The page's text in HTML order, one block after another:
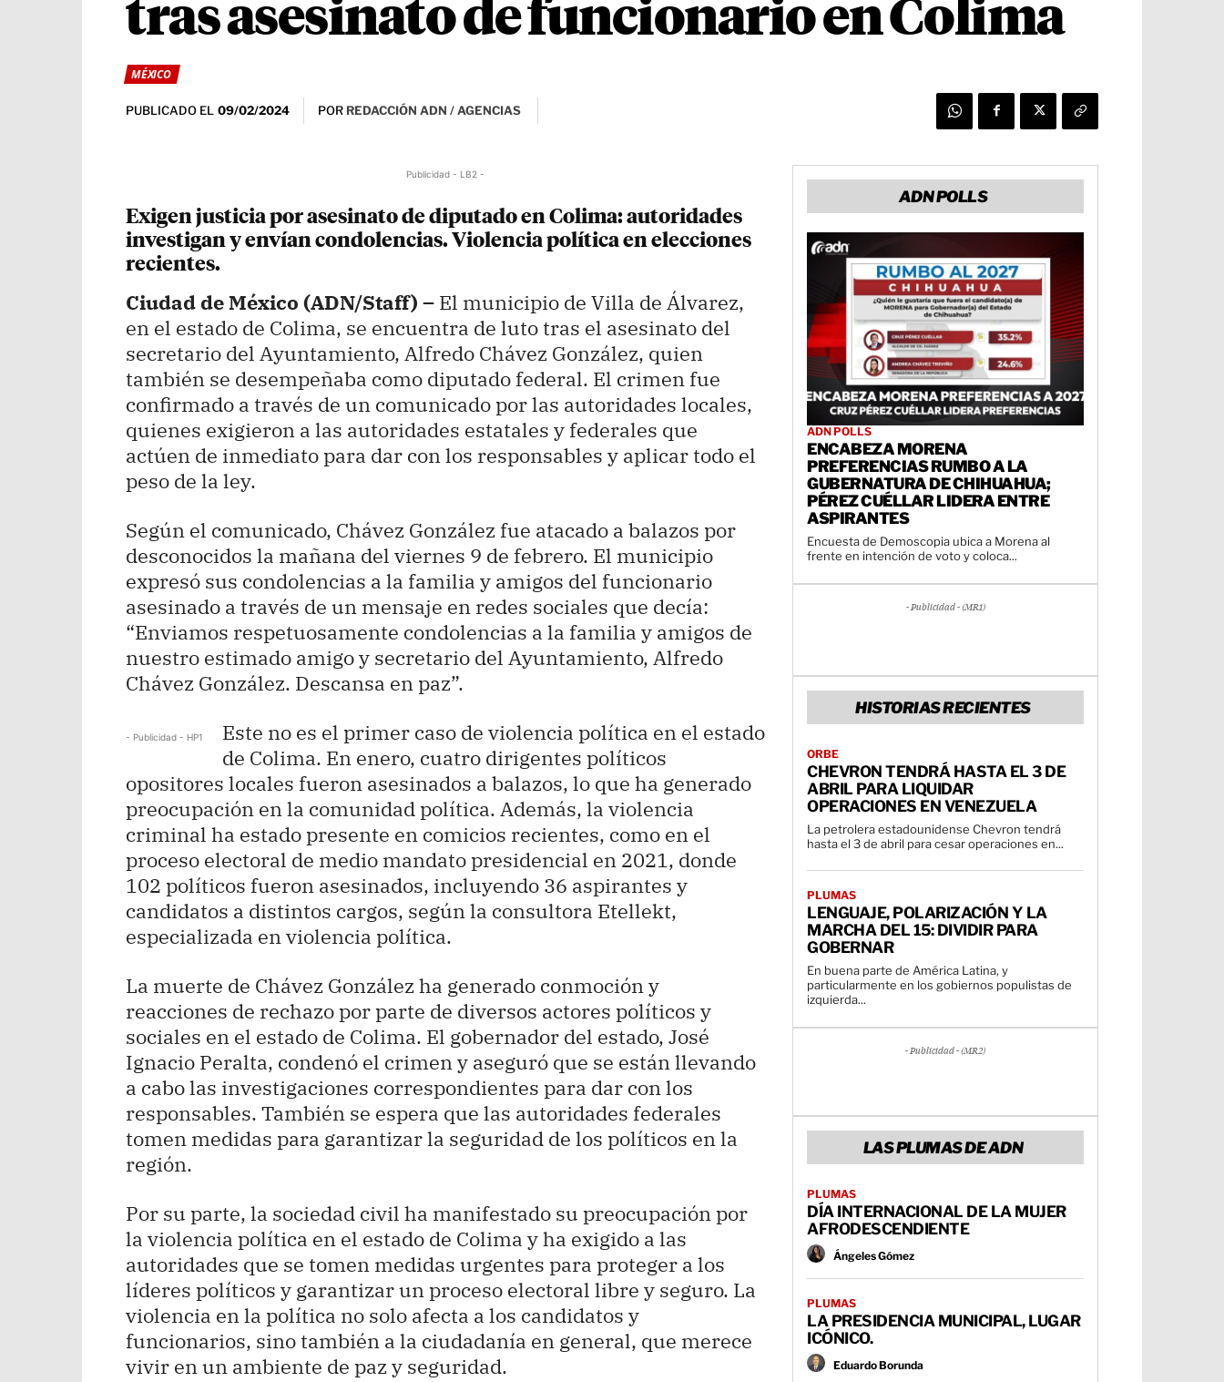
tras asesinato de funcionario en Colima
MÉXICO
PUBLICADO EL 09/02/2024 POR REDACCIÓN ADN / AGENCIAS
Publicidad - LB2 -
Exigen justicia por asesinato de diputado en Colima: autoridades
investigan y envían condolencias. Violencia política en elecciones
recientes.
Ciudad de México (ADN/Staff) – El municipio de Villa de Álvarez,
en el estado de Colima, se encuentra de luto tras el asesinato del
secretario del Ayuntamiento, Alfredo Chávez González, quien
también se desempeñaba como diputado federal. El crimen fue
confirmado a través de un comunicado por las autoridades locales,
quienes exigieron a las autoridades estatales y federales que
actúen de inmediato para dar con los responsables y aplicar todo el
peso de la ley.
Según el comunicado, Chávez González fue atacado a balazos por
desconocidos la mañana del viernes 9 de febrero. El municipio
expresó sus condolencias a la familia y amigos del funcionario
asesinado a través de un mensaje en redes sociales que decía:
“Enviamos respetuosamente condolencias a la familia y amigos de
nuestro estimado amigo y secretario del Ayuntamiento, Alfredo
Chávez González. Descansa en paz”.
- Publicidad - HP1
Este no es el primer caso de violencia política en el estado
de Colima. En enero, cuatro dirigentes políticos
opositores locales fueron asesinados a balazos, lo que ha generado
preocupación en la comunidad política. Además, la violencia
criminal ha estado presente en comicios recientes, como en el
proceso electoral de medio mandato presidencial en 2021, donde
102 políticos fueron asesinados, incluyendo 36 aspirantes y
candidatos a distintos cargos, según la consultora Etellekt,
especializada en violencia política.
La muerte de Chávez González ha generado conmoción y
reacciones de rechazo por parte de diversos actores políticos y
sociales en el estado de Colima. El gobernador del estado, José
Ignacio Peralta, condenó el crimen y aseguró que se están llevando
a cabo las investigaciones correspondientes para dar con los
responsables. También se espera que las autoridades federales
tomen medidas para garantizar la seguridad de los políticos en la
región.
Por su parte, la sociedad civil ha manifestado su preocupación por
la violencia política en el estado de Colima y ha exigido a las
autoridades que se tomen medidas urgentes para proteger a los
líderes políticos y garantizar un proceso electoral libre y seguro. La
violencia en la política no solo afecta a los candidatos y
funcionarios, sino también a la ciudadanía en general, que merece
vivir en un ambiente de paz y seguridad.
ADN POLLS
ADN POLLS
ENCABEZA MORENA
PREFERENCIAS RUMBO A LA
GUBERNATURA DE CHIHUAHUA;
PÉREZ CUÉLLAR LIDERA ENTRE
ASPIRANTES
Encuesta de Demoscopia ubica a Morena al
frente en intención de voto y coloca...
- Publicidad - (MR1)
HISTORIAS RECIENTES
ORBE
CHEVRON TENDRÁ HASTA EL 3 DE
ABRIL PARA LIQUIDAR
OPERACIONES EN VENEZUELA
La petrolera estadounidense Chevron tendrá
hasta el 3 de abril para cesar operaciones en...
PLUMAS
LENGUAJE, POLARIZACIÓN Y LA
MARCHA DEL 15: DIVIDIR PARA
GOBERNAR
En buena parte de América Latina, y
particularmente en los gobiernos populistas de
izquierda...
- Publicidad - (MR2)
LAS PLUMAS DE ADN
PLUMAS
DÍA INTERNACIONAL DE LA MUJER
AFRODESCENDIENTE
Ángeles Gómez
PLUMAS
LA PRESIDENCIA MUNICIPAL, LUGAR
ICÓNICO.
Eduardo Borunda